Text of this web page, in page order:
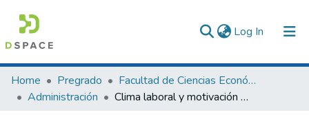
Log In (current)
Communities & Collections
All of DSpace
Home Pregrado
Facultad de Ciencias Económicas y Administrativas
Administración
Clima laboral y motivación del personal en movistar - agencia Comsertel S.A.C., Chimbote 2016